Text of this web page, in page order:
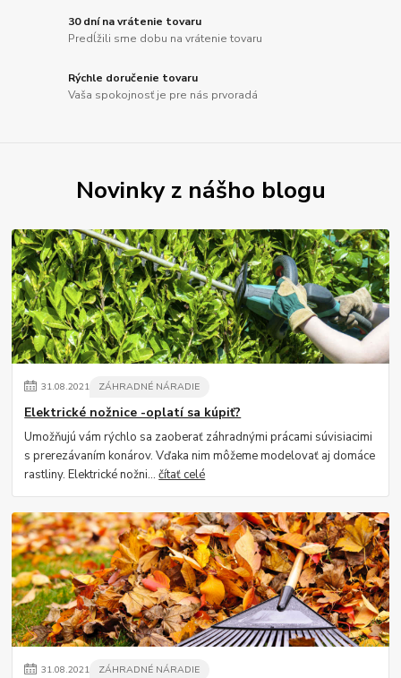
30 dní na vrátenie tovaru
Predĺžili sme dobu na vrátenie tovaru
Rýchle doručenie tovaru
Vaša spokojnosť je pre nás prvoradá
Novinky z nášho blogu
31.08.2021 ZÁHRADNÉ NÁRADIE
Elektrické nožnice -oplatí sa kúpiť?
Umožňujú vám rýchlo sa zaoberať záhradnými prácami súvisiacimi
s prerezávaním konárov. Vďaka nim môžeme modelovať aj domáce
rastliny. Elektrické nožni...čítať celé
31.08.2021 ZÁHRADNÉ NÁRADIE